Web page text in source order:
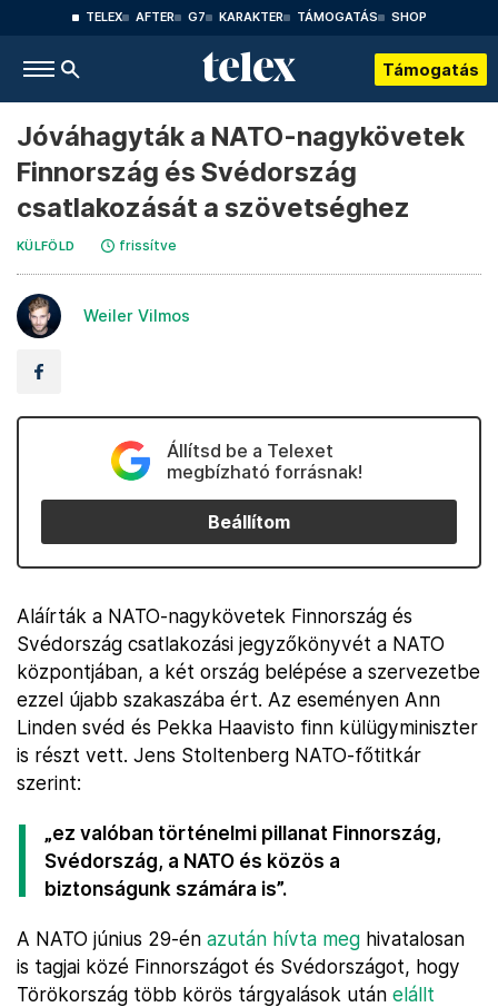
TELEX AFTER G7 KARAKTER TÁMOGATÁS SHOP
Támogatás
Jóváhagyták a NATO-nagykövetek
Finnország és Svédország
csatlakozását a szövetséghez
KÜLFÖLD frissítve
Weiler Vilmos
Állítsd be a Telexet
megbízható forrásnak!
Beállítom
Aláírták a NATO-nagykövetek Finnország és
Svédország csatlakozási jegyzőkönyvét a NATO
központjában, a két ország belépése a szervezetbe
ezzel újabb szakaszába ért. Az eseményen Ann
Linden svéd és Pekka Haavisto finn külügyminiszter
is részt vett. Jens Stoltenberg NATO-főtitkár
szerint:
„ez valóban történelmi pillanat Finnország,
Svédország, a NATO és közös a
biztonságunk számára is”.
A NATO június 29-én azután hívta meg hivatalosan
is tagjai közé Finnországot és Svédországot, hogy
Törökország több körös tárgyalások után elállt